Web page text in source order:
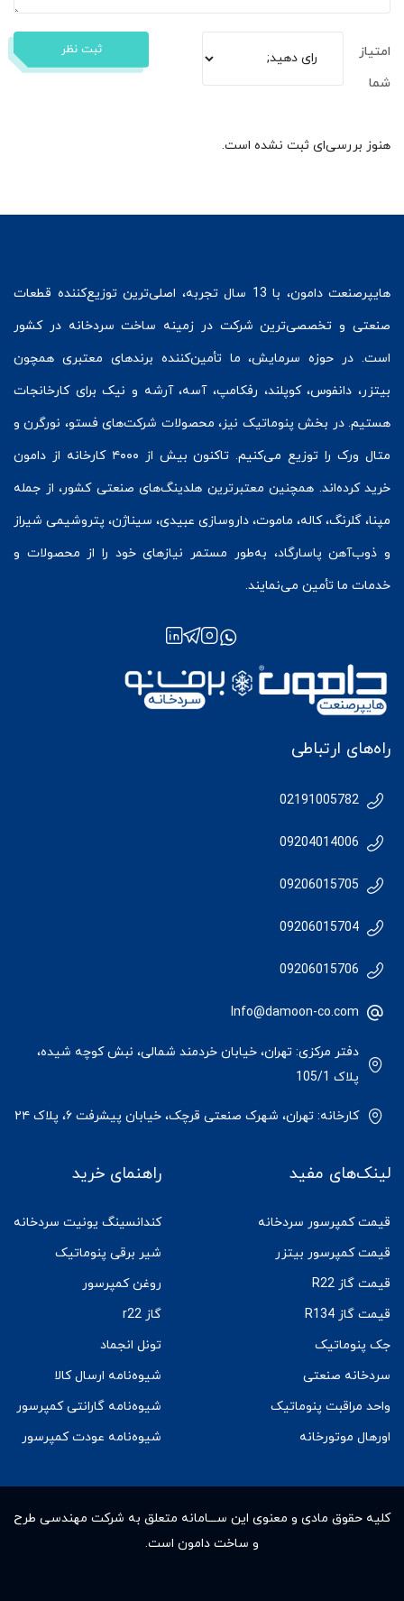
امتیاز
شما
ثبت نظر
هنوز بررسی‌ای ثبت نشده است.
هایپرصنعت
دامون، با 13 سال تجربه، اصلی‌ترین توزیع‌کننده قطعات
صنعتی و تخصصی‌ترین شرکت در زمینه ساخت سردخانه در کشور
است. در حوزه سرمایش، ما تأمین‌کننده برندهای معتبری همچون
بیتزر، دانفوس،کوپلند، رفکامپ، آسه، آرشه و نیک برای کارخانجات
هستیم. در بخش پنوماتیک نیز، محصولات شرکت‌های فستو، نورگرن و
متال ورک
را توزیع می‌کنیم. تاکنون بیش از ۴۰۰۰ کارخانه از دامون
خرید کرده‌اند. همچنین معتبرترین هلدینگ‌های صنعتی کشور، از جمله
مپنا، گلرنگ، کاله، ماموت، داروسازی عبیدی، سیناژن، پتروشیمی شیراز
و ذوب‌آهن پاسارگاد، به‌طور مستمر نیازهای خود را از محصولات و
خدمات ما تأمین می‌نمایند.
راه‌های ارتباطی
02191005782
09204014006
09206015705
09206015704
09206015706
Info@damoon-co.com
دفتر مرکزی: تهران، خیابان خردمند شمالی، نبش کوچه شیده،
پلاک 105/1
کارخانه: تهران، شهرک صنعتی قرچک، خیابان پیشرفت ۶، پلاک ۲۴
لینک‌های مفید
قیمت کمپرسور سردخانه
قیمت کمپرسور بیتزر
قیمت گاز R22
قیمت گاز R134
جک پنوماتیک
سردخانه صنعتی
واحد مراقبت پنوماتیک
اورهال موتورخانه
راهنمای خرید
کندانسینگ یونیت سردخانه
شیر برقی پنوماتیک
روغن کمپرسور
گاز r22
تونل انجماد
شیوه‌نامه ارسال کالا
شیوه‌نامه گارانتی کمپرسور
شیوه‌نامه عودت کمپرسور
کلیه حقوق مادى و معنوى این ســـامانه متعلق به شرکت مهندسی طرح
و ساخت دامون است.